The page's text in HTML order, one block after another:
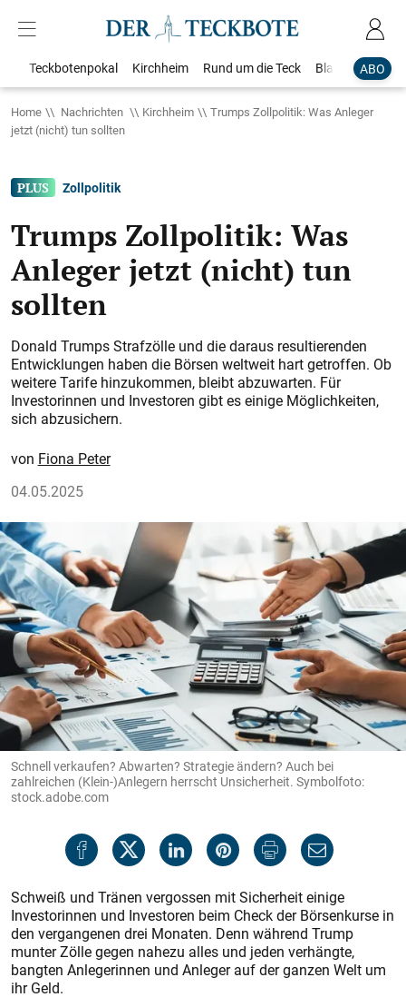
ABO
Teckbotenpokal Kirchheim Rund um die Teck Blaulicht
Home Nachrichten Kirchheim
Trumps Zollpolitik: Was Anleger
jetzt (nicht) tun sollten
Zollpolitik
Trumps Zollpolitik: Was
Anleger jetzt (nicht) tun
sollten
Donald Trumps Strafzölle und die daraus resultierenden
Entwicklungen haben die Börsen weltweit hart getroffen. Ob
weitere Tarife hinzukommen, bleibt abzuwarten. Für
Investorinnen und Investoren gibt es einige Möglichkeiten,
sich abzusichern.
Fiona Peter
04.05.2025
Schnell verkaufen? Abwarten? Strategie ändern? Auch bei
zahlreichen (Klein-)Anlegern herrscht Unsicherheit. Symbolfoto:
stock.adobe.com
Schweiß und Tränen vergossen mit Sicherheit einige
Investorinnen und Investoren beim Check der Börsenkurse in
den vergangenen drei Monaten. Denn während Trump
munter Zölle gegen nahezu alles und jeden verhängte,
bangten Anlegerinnen und Anleger auf der ganzen Welt um
ihr Geld.